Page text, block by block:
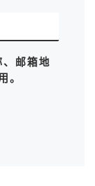
邮箱地
。